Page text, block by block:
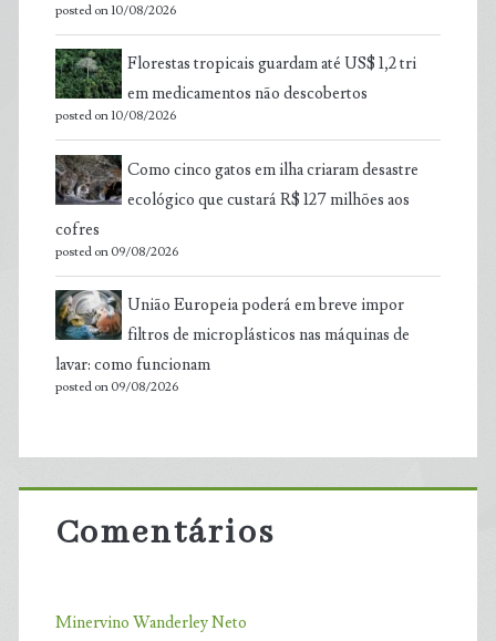
posted on 10/08/2026
Florestas tropicais guardam até US$ 1,2 tri
em medicamentos não descobertos
posted on 10/08/2026
Como cinco gatos em ilha criaram desastre
ecológico que custará R$ 127 milhões aos
cofres
posted on 09/08/2026
União Europeia poderá em breve impor
filtros de microplásticos nas máquinas de
lavar: como funcionam
posted on 09/08/2026
Comentários
Minervino Wanderley Neto